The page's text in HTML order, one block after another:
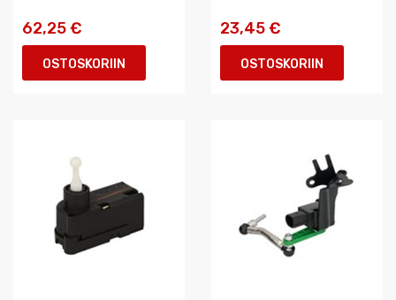
62,25 €
OSTOSKORIIN
23,45 €
OSTOSKORIIN